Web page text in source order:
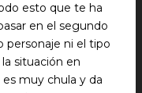
esto que te ha
en el segundo
personaje ni el tipo
situación en
muy chula y da